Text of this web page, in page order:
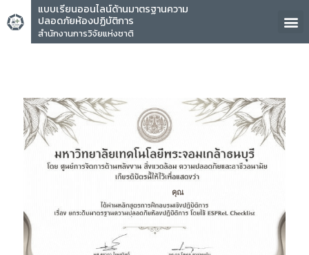
แบบเรียนออนไลน์ด้านมาตรฐานความ
ปลอดภัยห้องปฏิบัติการ
สำนักงานการวิจัยแห่งชาติ
คุณ